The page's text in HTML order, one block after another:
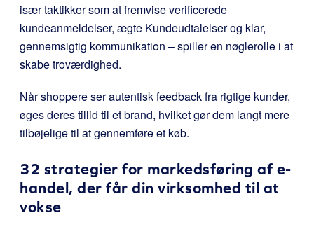
især taktikker som at fremvise verificerede
kundeanmeldelser, ægte Kundeudtalelser og klar,
gennemsigtig kommunikation – spiller en nøglerolle i at
skabe troværdighed.
Når shoppere ser autentisk feedback fra rigtige kunder,
øges deres tillid til et brand, hvilket gør dem langt mere
tilbøjelige til at gennemføre et køb.
32 strategier for markedsføring af e-
handel, der får din virksomhed til at
vokse